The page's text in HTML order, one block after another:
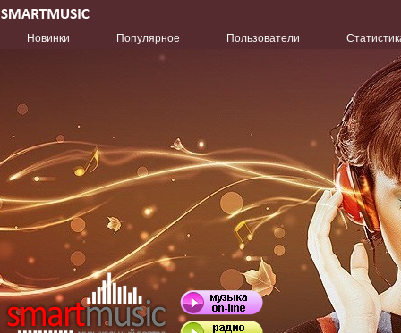
Новинки Популярное Пользователи